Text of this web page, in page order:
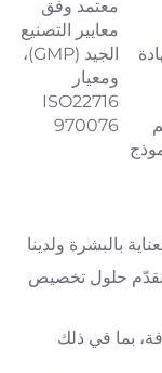
معتمد وفق
معايير التصنيع
الجيد (GMP)،
ومعيار
ISO22716
970076
بالبشرة ولدينا
نقدّم حلول تخصيص
بما في ذلك